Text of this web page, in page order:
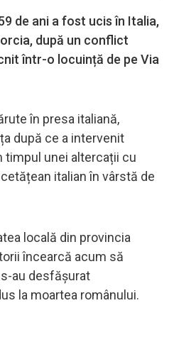
de ani a fost ucis în Italia,
după un conflict
într-o locuință de pe Via
în presa italiană,
după ce a intervenit
timpul unei altercații cu
italian în vârstă de
locală din provincia
încearcă acum să
au desfășurat
la moartea românului.